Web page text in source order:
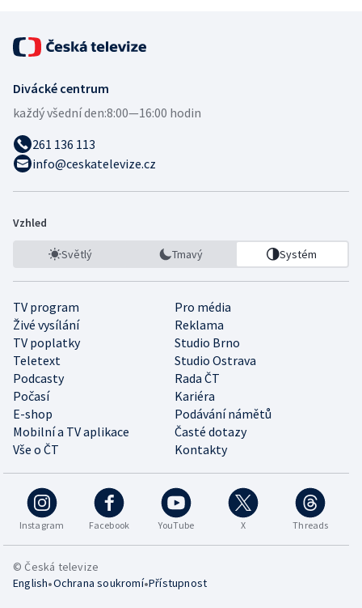
Divácké centrum
každý všední den:8:00—16:00 hodin
261 136 113
info@ceskatelevize.cz
Vzhled
Světlý Tmavý Systém
TV program
Pro média
Živé vysílání
Reklama
TV poplatky
Studio Brno
Teletext
Studio Ostrava
Podcasty
Rada ČT
Počasí
Kariéra
E-shop
Podávání námětů
Mobilní a TV aplikace
Časté dotazy
Vše o ČT
Kontakty
Instagram Facebook YouTube X Threads
© Česká televize
English•Ochrana soukromí•Přístupnost